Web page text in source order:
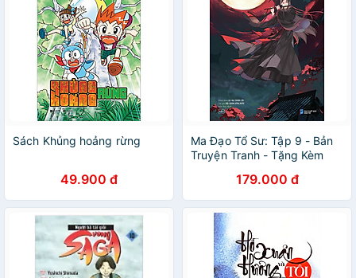
Sách Khủng hoảng rừng
49.900 đ
Ma Đạo Tổ Sư: Tập 9 - Bản
Truyện Tranh - Tặng Kèm
179.000 đ